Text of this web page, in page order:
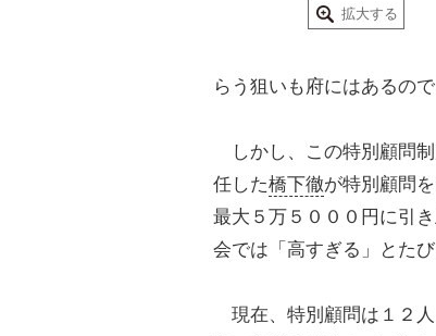
拡大する
らう狙いも府にはあるの
しかし、この特別顧問
任した橋下徹が特別顧問
最大５万５０００円に引
会では「高すぎる」とた
現在、特別顧問は１２人